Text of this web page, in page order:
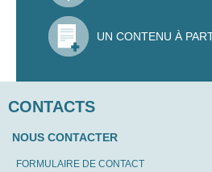
UN CONTENU À
CONTACTS
NOUS CONTACTER
FORMULAIRE DE CONTACT